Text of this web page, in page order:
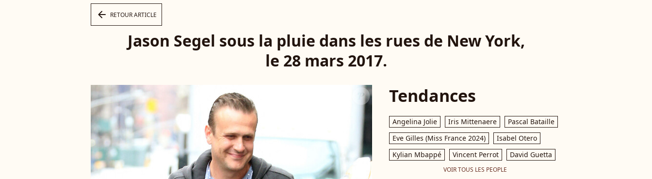
arrow_left RETOUR ARTICLE
Jason Segel sous la pluie dans les rues de New York,
le 28 mars 2017.
Tendances
Angelina Jolie Iris Mittenaere
Pascal Bataille
Eve Gilles (Miss France 2024)
Isabel Otero
Kylian Mbappé
Vincent Perrot David Guetta
VOIR TOUS LES PEOPLE